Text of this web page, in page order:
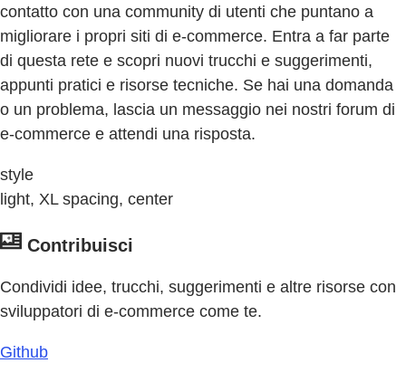
contatto con una community di utenti che puntano a
migliorare i propri siti di e-commerce. Entra a far parte
di questa rete e scopri nuovi trucchi e suggerimenti,
appunti pratici e risorse tecniche. Se hai una domanda
o un problema, lascia un messaggio nei nostri forum di
e-commerce e attendi una risposta.
style
light, XL spacing, center
Contribuisci
Condividi idee, trucchi, suggerimenti e altre risorse con
sviluppatori di e-commerce come te.
Github